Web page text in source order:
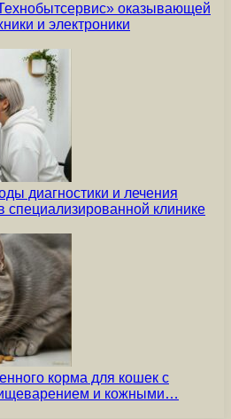
оказывающей
и электроники
диагностики и лечения
специализированной клинике
корма для кошек с
и кожными…